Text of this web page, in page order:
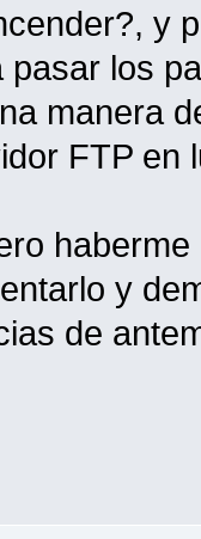
y
pasar los
manera
FTP en
y
de